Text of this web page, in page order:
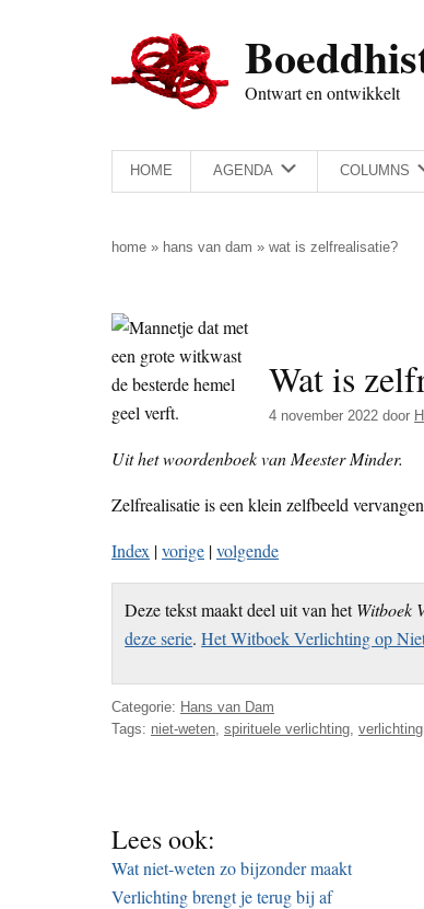
Ontwart en ontwikkelt
HOME AGENDA COLUMNS
home » hans van dam » wat is zelfrealisatie?
Wat is
4 november 2022 door
Uit het woordenboek van Meester Minder.
Zelfrealisatie is een klein zelfbeeld
Index |vorige |volgende
Deze tekst maakt deel uit van hetWitboek
deze serie.Het Witboek Verlichting op
Categorie: Hans van Dam
Tags: niet-weten spirituele verlichting verlichting
Lees ook:
Wat niet-weten zo bijzonder maakt
Verlichting brengt je terug bij af